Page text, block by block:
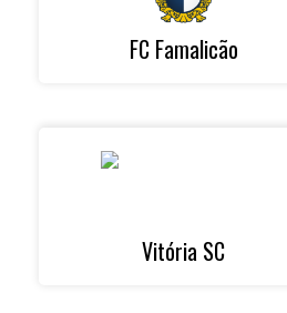
FC Famalicão
Vitória SC